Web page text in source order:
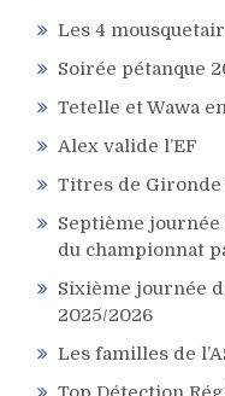
Les 4
Soirée pétanque
Tetelle et Wawa
Alex valide l’EF
Titres de
Septième journée
du championnat
Sixième journée
2025/2026
Les familles de